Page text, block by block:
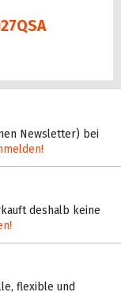
Newsletter) bei
deshalb keine
flexible und